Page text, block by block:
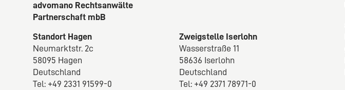
advomano Rechtsanwälte
Partnerschaft mbB
Standort Hagen
Neumarktstr. 2c
58095 Hagen
Deutschland
Tel: +49 2331 91599-0
Zweigstelle Iserlohn
Wasserstraße 11
58636 Iserlohn
Deutschland
Tel: +49 2371 78971-0